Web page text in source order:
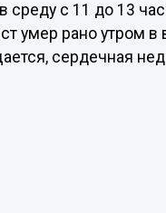
среду с 11 до 13
умер рано утром
сердечная